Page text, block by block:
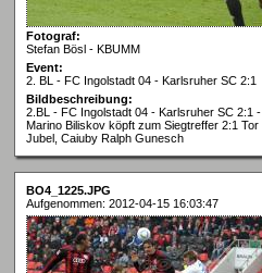
Fotograf:
Stefan Bösl - KBUMM
Event:
2. BL - FC Ingolstadt 04 - Karlsruher SC 2:1
Bildbeschreibung:
2.BL - FC Ingolstadt 04 - Karlsruher SC 2:1 -
Marino Biliskov köpft zum Siegtreffer 2:1 Tor
Jubel, Caiuby Ralph Gunesch
BO4_1225.JPG
Aufgenommen: 2012-04-15 16:03:47